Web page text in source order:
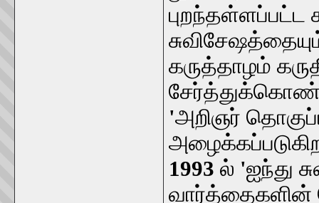
கருத்தாழம்
'அறிஞர்
1993 ல் 'ஐந்து
வார்த்தைகளின்